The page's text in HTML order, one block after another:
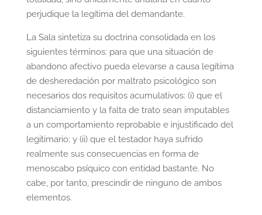
perjudique la legítima del demandante.
La Sala sintetiza su doctrina consolidada en los
siguientes términos: para que una situación de
abandono afectivo pueda elevarse a causa legítima
de desheredación por maltrato psicológico son
necesarios dos requisitos acumulativos: (i) que el
distanciamiento y la falta de trato sean imputables
a un comportamiento reprobable e injustificado del
legitimario; y (ii) que el testador haya sufrido
realmente sus consecuencias en forma de
menoscabo psíquico con entidad bastante. No
cabe, por tanto, prescindir de ninguno de ambos
elementos.